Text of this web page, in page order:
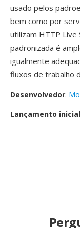
usado pelos
bem como por
utilizam HTTP Live
padronizada é
igualmente
fluxos de trabalho
Desenvolvedor:
Lançamento inicial